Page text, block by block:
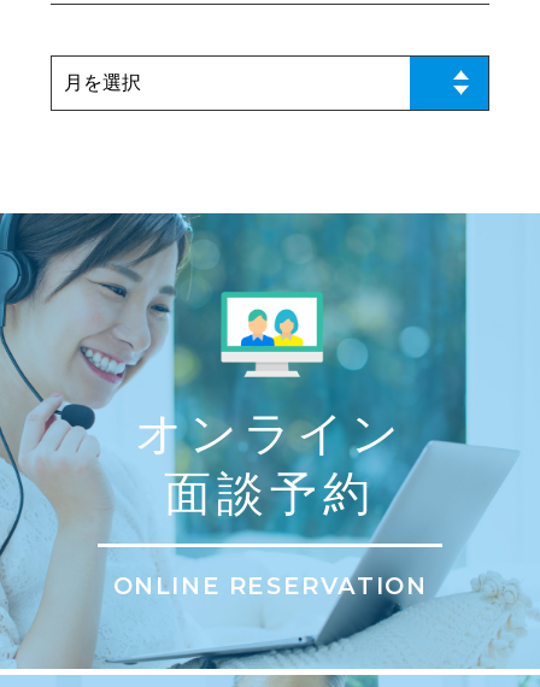
オンライン
面談予約
ONLINE RESERVATION